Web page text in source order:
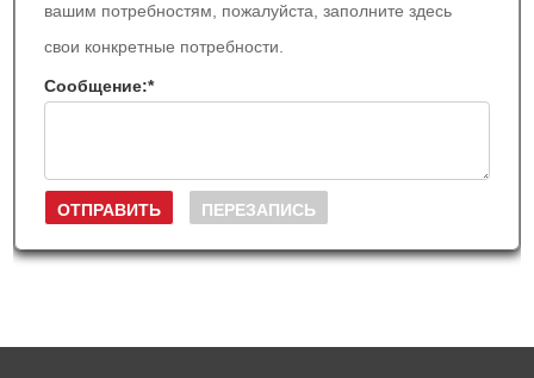
вашим потребностям, пожалуйста, заполните здесь
свои конкретные потребности.
Сообщение:*